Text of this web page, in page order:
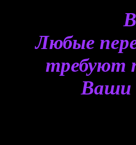
Любые
требуют
Ваши